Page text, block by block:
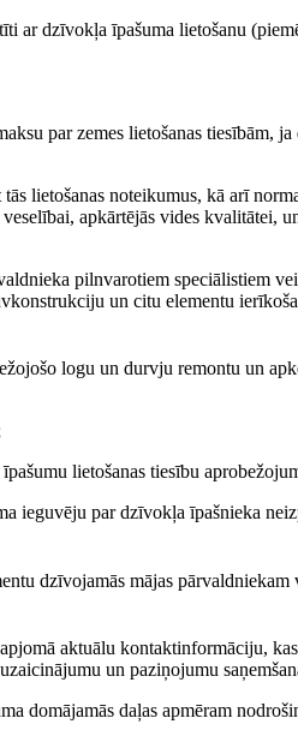
ar dzīvokļa īpašuma lietošanu
par zemes lietošanas tiesībām,
lietošanas noteikumus, kā arī
apkārtējās vides kvalitātei,
pilnvarotiem speciālistiem
un citu elementu
logu un durvju remontu un
lietošanas tiesību
ieguvēju par dzīvokļa īpašnieka
dzīvojamās mājas
aktuālu kontaktinformāciju,
un paziņojumu
domājamās daļas apmēram